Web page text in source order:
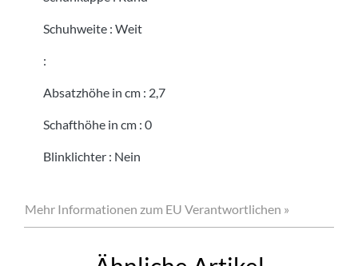
Schuhweite : Weit
:
Absatzhöhe in cm : 2,7
Schafthöhe in cm : 0
Blinklichter : Nein
Mehr Informationen zum EU Verantwortlichen »